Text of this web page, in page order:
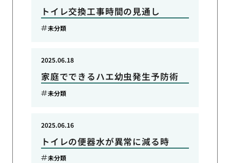
トイレ交換工事時間の見通し
未分類
家庭でできるハエ幼虫発生予防術
2025.06.18
未分類
トイレの便器水が異常に減る時
2025.06.16
未分類